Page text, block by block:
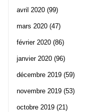
avril 2020 (99)
mars 2020 (47)
février 2020 (86)
janvier 2020 (96)
décembre 2019 (59)
novembre 2019 (53)
octobre 2019 (21)